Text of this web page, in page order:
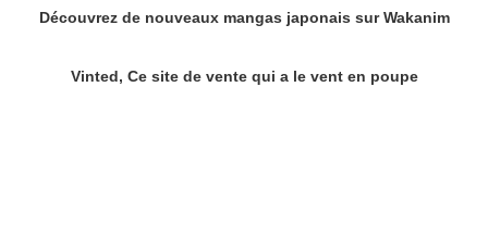
Découvrez de nouveaux mangas japonais sur Wakanim
Vinted, Ce site de vente qui a le vent en poupe